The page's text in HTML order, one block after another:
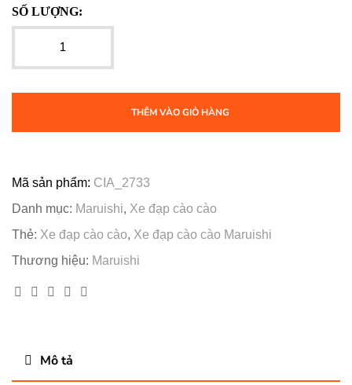
SỐ LƯỢNG:
THÊM VÀO GIỎ HÀNG
Mã sản phẩm: CIA_2733
Danh mục: Maruishi, Xe đạp cào cào
Thẻ: Xe đạp cào cào, Xe đạp cào cào Maruishi
Thương hiệu: Maruishi
Facebook
TwitterLinkedinGoogle+
Mô tả